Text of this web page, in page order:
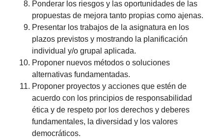
Ponderar los riesgos y las oportunidades de las
propuestas de mejora tanto propias como ajenas.
Presentar los trabajos de la asignatura en los
plazos previstos y mostrando la planificación
individual y/o grupal aplicada.
Proponer nuevos métodos o soluciones
alternativas fundamentadas.
Proponer proyectos y acciones que estén de
acuerdo con los principios de responsabilidad
ética y de respeto por los derechos y deberes
fundamentales, la diversidad y los valores
democráticos.